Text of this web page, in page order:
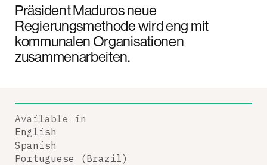
Präsident Maduros neue
Regierungsmethode wird eng mit
kommunalen Organisationen
zusammenarbeiten.
Available in
English
Spanish
Portuguese (Brazil)